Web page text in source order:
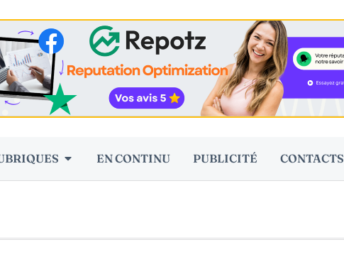
EN CONTINU PUBLICITÉ CONTACTS